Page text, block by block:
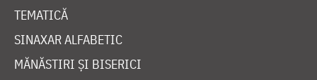
TEMATICĂ
SINAXAR ALFABETIC
MĂNĂSTIRI ȘI BISERICI